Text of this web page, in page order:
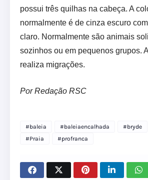
possui três quilhas na cabeça. A
normalmente é de cinza escuro
claro. Normalmente são animais
sozinhos ou em pequenos grupos.
realiza migrações.
Por Redação RSC
#baleia #baleiaencalhada #bryde
#Praia
#profranca